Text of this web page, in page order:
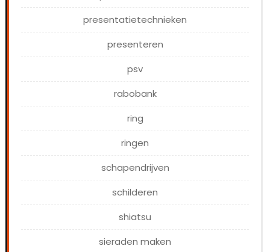
presentatietechnieken
presenteren
psv
rabobank
ring
ringen
schapendrijven
schilderen
shiatsu
sieraden maken